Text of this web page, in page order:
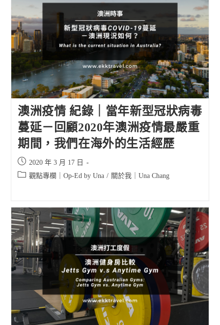
澳洲疫情 紀錄｜當年新型冠狀病毒
蔓延－回顧2020年澳洲疫情最嚴重
期間，我們在海外的生活經歷
Post
published:
2020 年 3 月 17 日
Post 觀點專欄｜Op-Ed by Una / 關於我｜Una Chang